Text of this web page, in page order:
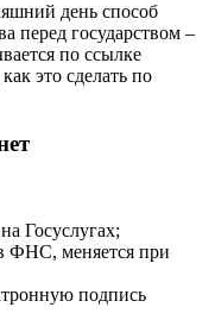
день способ
перед государством –
по ссылке
это сделать по
Госуслугах;
ФНС, меняется при
подпись